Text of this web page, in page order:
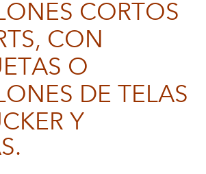
CORTOS
CON
O
DE TELAS
Y